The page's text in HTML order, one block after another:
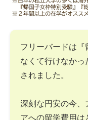
フリーバードは
なくて行けなかっ
されました。
深刻な円安の今、
アへの留学費用は